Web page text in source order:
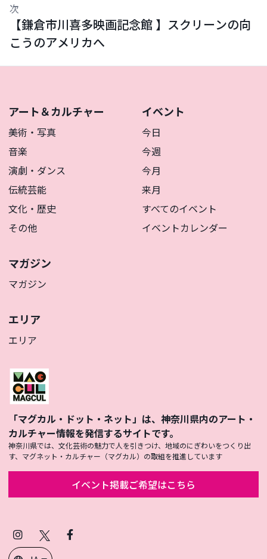
次
【鎌倉市川喜多映画記念館 】スクリーンの向
こうのアメリカへ
アート＆カルチャー
美術・写真
音楽
演劇・ダンス
伝統芸能
文化・歴史
その他
イベント
今日
今週
今月
来月
すべてのイベント
イベントカレンダー
マガジン
マガジン
エリア
エリア
「マグカル・ドット・ネット」は、神奈川県内のアート・
カルチャー情報を発信するサイトです。
神奈川県では、文化芸術の魅力で人を引きつけ、地域のにぎわいをつくり出
す、マグネット・カルチャー（マグカル）の取組を推進しています
イベント掲載ご希望はこちら
Instagram
(Twitter)
Facebook